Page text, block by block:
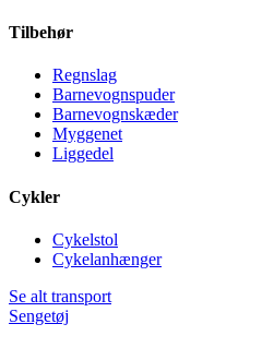
Tilbehør
Regnslag
Barnevognspuder
Barnevognskæder
Myggenet
Liggedel
Cykler
Cykelstol
Cykelanhænger
Se alt transport
Sengetøj